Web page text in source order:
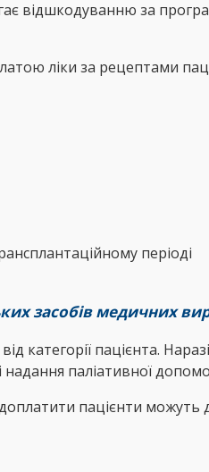
відшкодуванню за
ліки за рецептами
періоді
засобів медичних
категорії пацієнта.
надання паліативної
пацієнти можуть